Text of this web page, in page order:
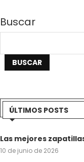
Buscar
BUSCAR
ÚLTIMOS POSTS
Las mejores
10 de junio de 2026